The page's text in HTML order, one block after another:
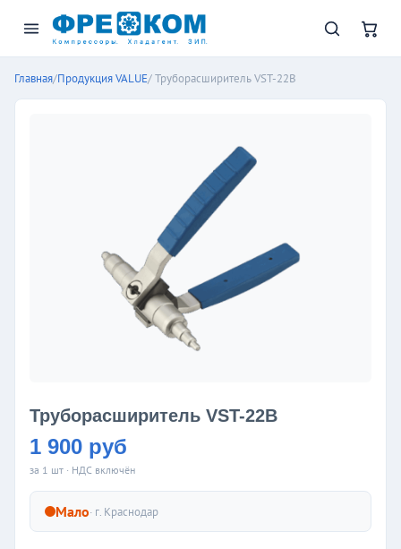
Главная/Продукция VALUE/ Труборасширитель VST-22B
Труборасширитель VST-22B
1 900 руб
за 1 шт · НДС включён
Мало· г. Краснодар